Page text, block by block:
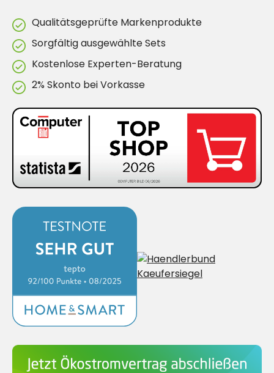
Qualitätsgeprüfte Markenprodukte
Sorgfältig ausgewählte Sets
Kostenlose Experten-Beratung
2% Skonto bei Vorkasse